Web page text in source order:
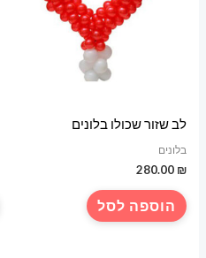
לב שזור שכולו בלונים
בלונים
280.00 ₪
הוספה לסל